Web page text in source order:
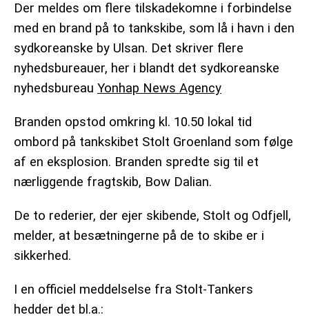
Der meldes om flere tilskadekomne i forbindelse
med en brand på to tankskibe, som lå i havn i den
sydkoreanske by Ulsan. Det skriver flere
nyhedsbureauer, her i blandt det sydkoreanske
nyhedsbureau Yonhap News Agency
Branden opstod omkring kl. 10.50 lokal tid
ombord på tankskibet Stolt Groenland som følge
af en eksplosion. Branden spredte sig til et
nærliggende fragtskib, Bow Dalian.
De to rederier, der ejer skibende, Stolt og Odfjell,
melder, at besætningerne på de to skibe er i
sikkerhed.
I en officiel meddelselse fra Stolt-Tankers
hedder det bl.a.: